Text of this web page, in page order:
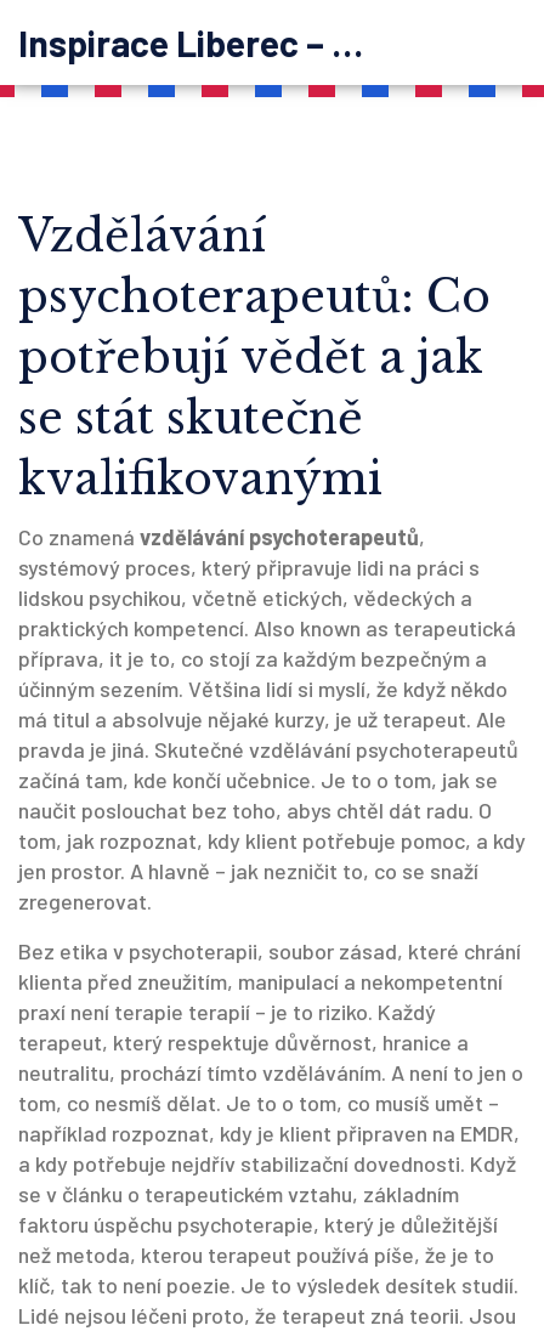
Inspirace Liberec – psychoterapie
Vzdělávání
psychoterapeutů: Co
potřebují vědět a jak
se stát skutečně
kvalifikovanými
Co znamená vzdělávání psychoterapeutů,
systémový proces, který připravuje lidi na práci s
lidskou psychikou, včetně etických, vědeckých a
praktických kompetencí. Also known as terapeutická
příprava, it je to, co stojí za každým bezpečným a
účinným sezením. Většina lidí si myslí, že když někdo
má titul a absolvuje nějaké kurzy, je už terapeut. Ale
pravda je jiná. Skutečné vzdělávání psychoterapeutů
začíná tam, kde končí učebnice. Je to o tom, jak se
naučit poslouchat bez toho, abys chtěl dát radu. O
tom, jak rozpoznat, kdy klient potřebuje pomoc, a kdy
jen prostor. A hlavně – jak nezničit to, co se snaží
zregenerovat.
Bez etika v psychoterapii, soubor zásad, které chrání
klienta před zneužitím, manipulací a nekompetentní
praxí není terapie terapií – je to riziko. Každý
terapeut, který respektuje důvěrnost, hranice a
neutralitu, prochází tímto vzděláváním. A není to jen o
tom, co nesmíš dělat. Je to o tom, co musíš umět –
například rozpoznat, kdy je klient připraven na EMDR,
a kdy potřebuje nejdřív stabilizační dovednosti. Když
se v článku o terapeutickém vztahu, základním
faktoru úspěchu psychoterapie, který je důležitější
než metoda, kterou terapeut používá píše, že je to
klíč, tak to není poezie. Je to výsledek desítek studií.
Lidé nejsou léčeni proto, že terapeut zná teorii. Jsou